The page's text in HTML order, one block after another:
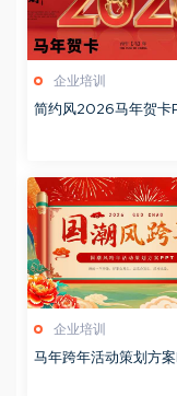
企业培训
简约风2026马年贺卡
企业培训
马年跨年活动策划方